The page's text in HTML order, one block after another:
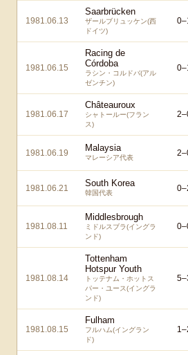
1981.06.13
Saarbrücken
ザールブリュッケン(西
ドイツ)
0–
1981.06.15
Racing de
Córdoba
ラシン・コルドバ(アル
ゼンチン)
0–
1981.06.17
Châteauroux
シャトールー(フラン
ス)
2–
1981.06.19 Malaysia
マレーシア代表 2–
1981.06.21 South Korea
韓国代表 0–
1981.08.11
Middlesbrough
ミドルスブラ(イングラ
ンド)
0–
1981.08.14
Tottenham
Hotspur Youth
トッテナム・ホットス
パー・ユース(イングラ
ンド)
5–
1981.08.15
Fulham
フルハム(イングラン
ド)
1–